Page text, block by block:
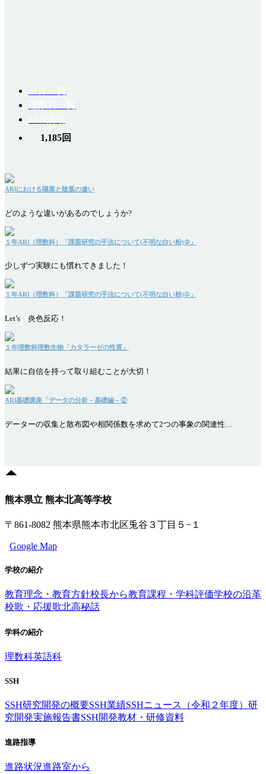
1,185回
ARⅠにおける陽葉と陰葉の違い
どのような違いがあるのでしょうか?
１年ARⅠ（理数科）「課題研究の手法について(不明な白い粉)②」
少しずつ実験にも慣れてきました！
１年ARⅠ（理数科）「課題研究の手法について(不明な白い粉)①」
Let’s 炎色反応！
１年理数科理数生物「カタラーゼの性質」
結果に自信を持って取り組むことが大切！
ARⅠ基礎講座「データの分析－基礎編－②
データーの収集と散布図や相関係数を求めて2つの事象の関連性…
熊本県立 熊本北高等学校
〒861-8082 熊本県熊本市北区兎谷３丁目５−１
Google Map
学校の紹介
教育理念・教育方針校長から教育課程・学科評価学校の沿革
校歌・応援歌北高秘話
学科の紹介
理数科英語科
SSH
SSH研究開発の概要SSH業績SSHニュース（令和２年度） 研
究開発実施報告書SSH開発教材・研修資料
進路指導
進路状況進路室から